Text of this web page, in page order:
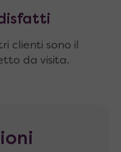
clienti sono il
da visita.